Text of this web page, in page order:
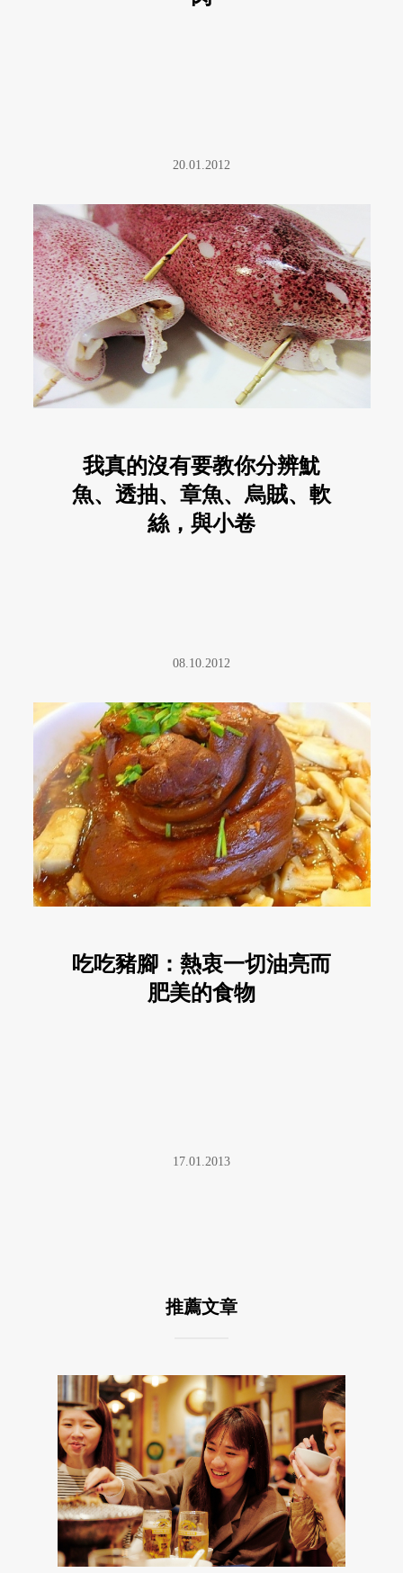
20.01.2012
我真的沒有要教你分辨魷
魚、透抽、章魚、烏賊、軟
絲，與小卷
08.10.2012
吃吃豬腳：熱衷一切油亮而
肥美的食物
17.01.2013
推薦文章